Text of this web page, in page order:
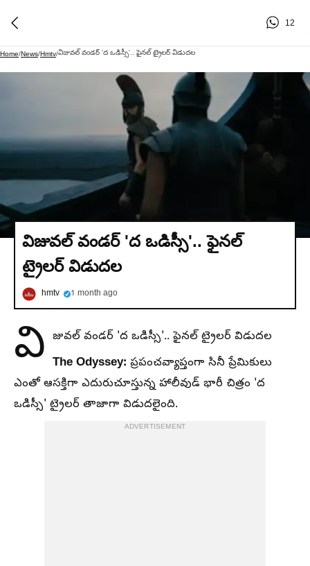
12
Home/News/Hmtv/విజువల్ వండర్ 'ద ఒడిస్సీ'.. ఫైనల్ ట్రైలర్ విడుదల
విజువల్ వండర్ 'ద ఒడిస్సీ'.. ఫైనల్
ట్రైలర్ విడుదల
hmtv 1 month ago
వి జువల్ వండర్ 'ద ఒడిస్సీ'.. ఫైనల్ ట్రైలర్ విడుదల
The Odyssey: ప్రపంచవ్యాప్తంగా సినీ ప్రేమికులు
ఎంతో ఆసక్తిగా ఎదురుచూస్తున్న హాలీవుడ్ భారీ చిత్రం 'ద
ఒడిస్సీ' ట్రైలర్ తాజాగా విడుదలైంది.
ADVERTISEMENT